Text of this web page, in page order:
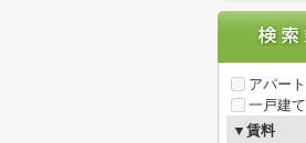
アパート
一戸建て
▼賃料